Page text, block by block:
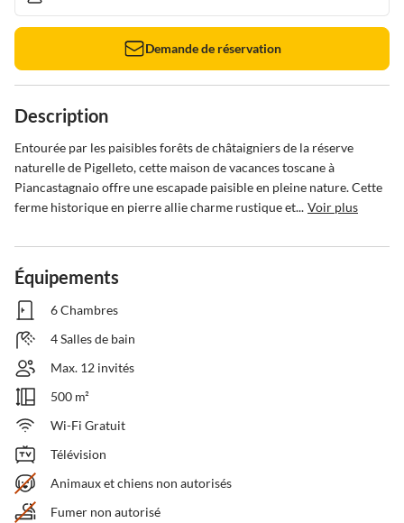
Demande de réservation
Description
Entourée par les paisibles forêts de châtaigniers de la réserve
naturelle de Pigelleto, cette maison de vacances toscane à
Piancastagnaio offre une escapade paisible en pleine nature. Cette
ferme historique en pierre allie charme rustique et... Voir plus
Équipements
6 Chambres
4 Salles de bain
Max. 12 invités
500 m²
Wi-Fi Gratuit
Télévision
Animaux et chiens non autorisés
Fumer non autorisé